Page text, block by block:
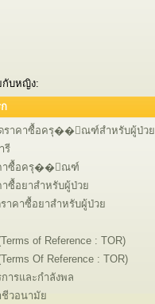
กับหญิง:
วดราคาซื้อครุ��ัณฑ์สำหรับผู้ป่วย
รี
าคาซื้อครุ��ัณฑ์
าซื้อยาสำหรับผู้ป่วย
ราคาซื้อยาสำหรับผู้ป่วย
of Reference : TOR)
Of Reference : TOR)
ารและกำลังพล
วอนามัย